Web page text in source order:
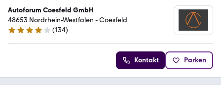
Autoforum Coesfeld GmbH
48653 Nordrhein-Westfalen - Coesfeld
4.2 Sterne
(134)
Kontakt Parken